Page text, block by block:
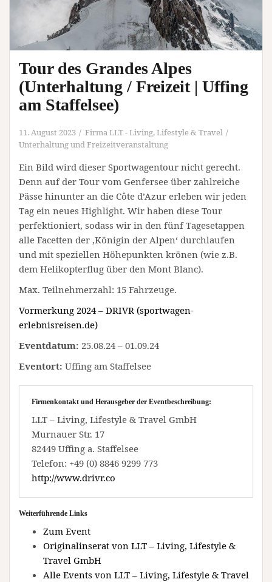
Tour des Grandes Alpes
(Unterhaltung / Freizeit | Uffing
am Staffelsee)
11. August 2023
Firma LLT - Living, Lifestyle & Travel
Unterhaltung und Freizeitveranstaltung
Ein Bild wird dieser Sportwagentour nicht gerecht.
Denn auf der Tour vom Genfersee über zahlreiche
Pässe hinunter an die Côte d’Azur erleben wir jeden
Tag ein neues Highlight. Wir haben diese Tour
perfektioniert, sodass wir in den fünf Tagesetappen
alle Facetten der ‚Königin der Alpen‘ durchlaufen
und mit speziellen Höhepunkten krönen (wie z.B.
dem Helikopterflug über den Mont Blanc).
Max. Teilnehmerzahl: 15 Fahrzeuge.
Vormerkung 2024 – DRIVR (sportwagen-
erlebnisreisen.de)
Eventdatum: 25.08.24 – 01.09.24
Eventort: Uffing am Staffelsee
Firmenkontakt und Herausgeber der Eventbeschreibung:
LLT – Living, Lifestyle & Travel GmbH
Murnauer Str. 17
82449 Uffing a. Staffelsee
Telefon: +49 (0) 8846 9299 773
http://www.drivr.co
Weiterführende Links
Zum Event
Originalinserat von LLT – Living, Lifestyle &
Travel GmbH
Alle Events von LLT – Living, Lifestyle & Travel